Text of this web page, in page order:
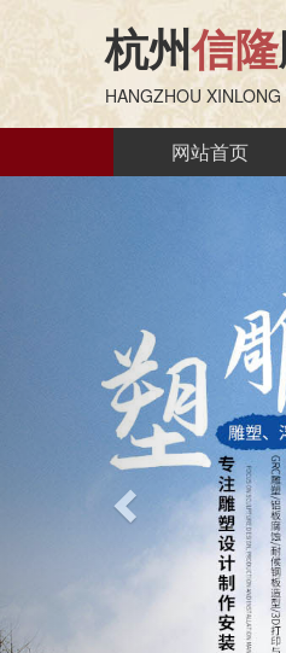
杭州信隆
HANGZHOU
网站首页